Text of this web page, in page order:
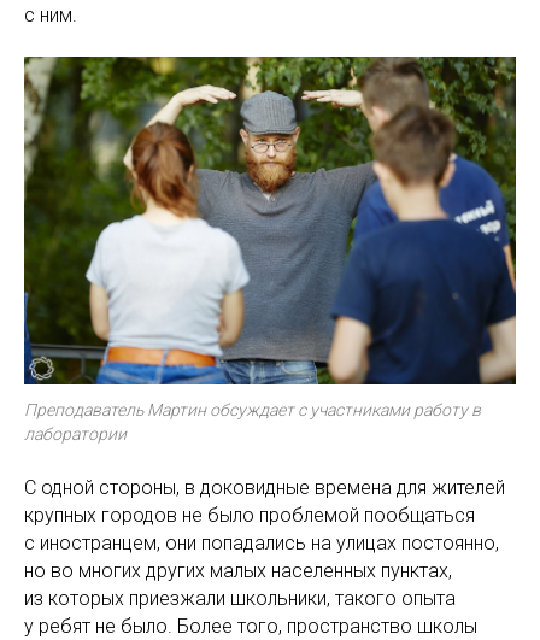
с ним.
Преподаватель Мартин обсуждает с участниками работу в
лаборатории
С одной стороны, в доковидные времена для жителей
крупных городов не было проблемой пообщаться
с иностранцем, они попадались на улицах постоянно,
но во многих других малых населенных пунктах,
из которых приезжали школьники, такого опыта
у ребят не было. Более того, пространство школы